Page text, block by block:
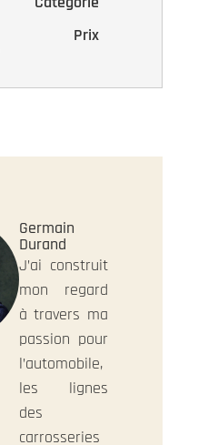
Prix
Germain
Durand
J’ai construit
mon regard
à travers ma
passion pour
l’automobile,
les lignes
des
carrosseries